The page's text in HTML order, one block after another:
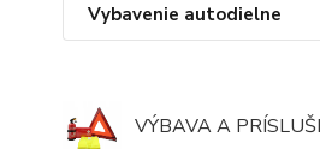
Vybavenie autodielne
VÝBAVA A